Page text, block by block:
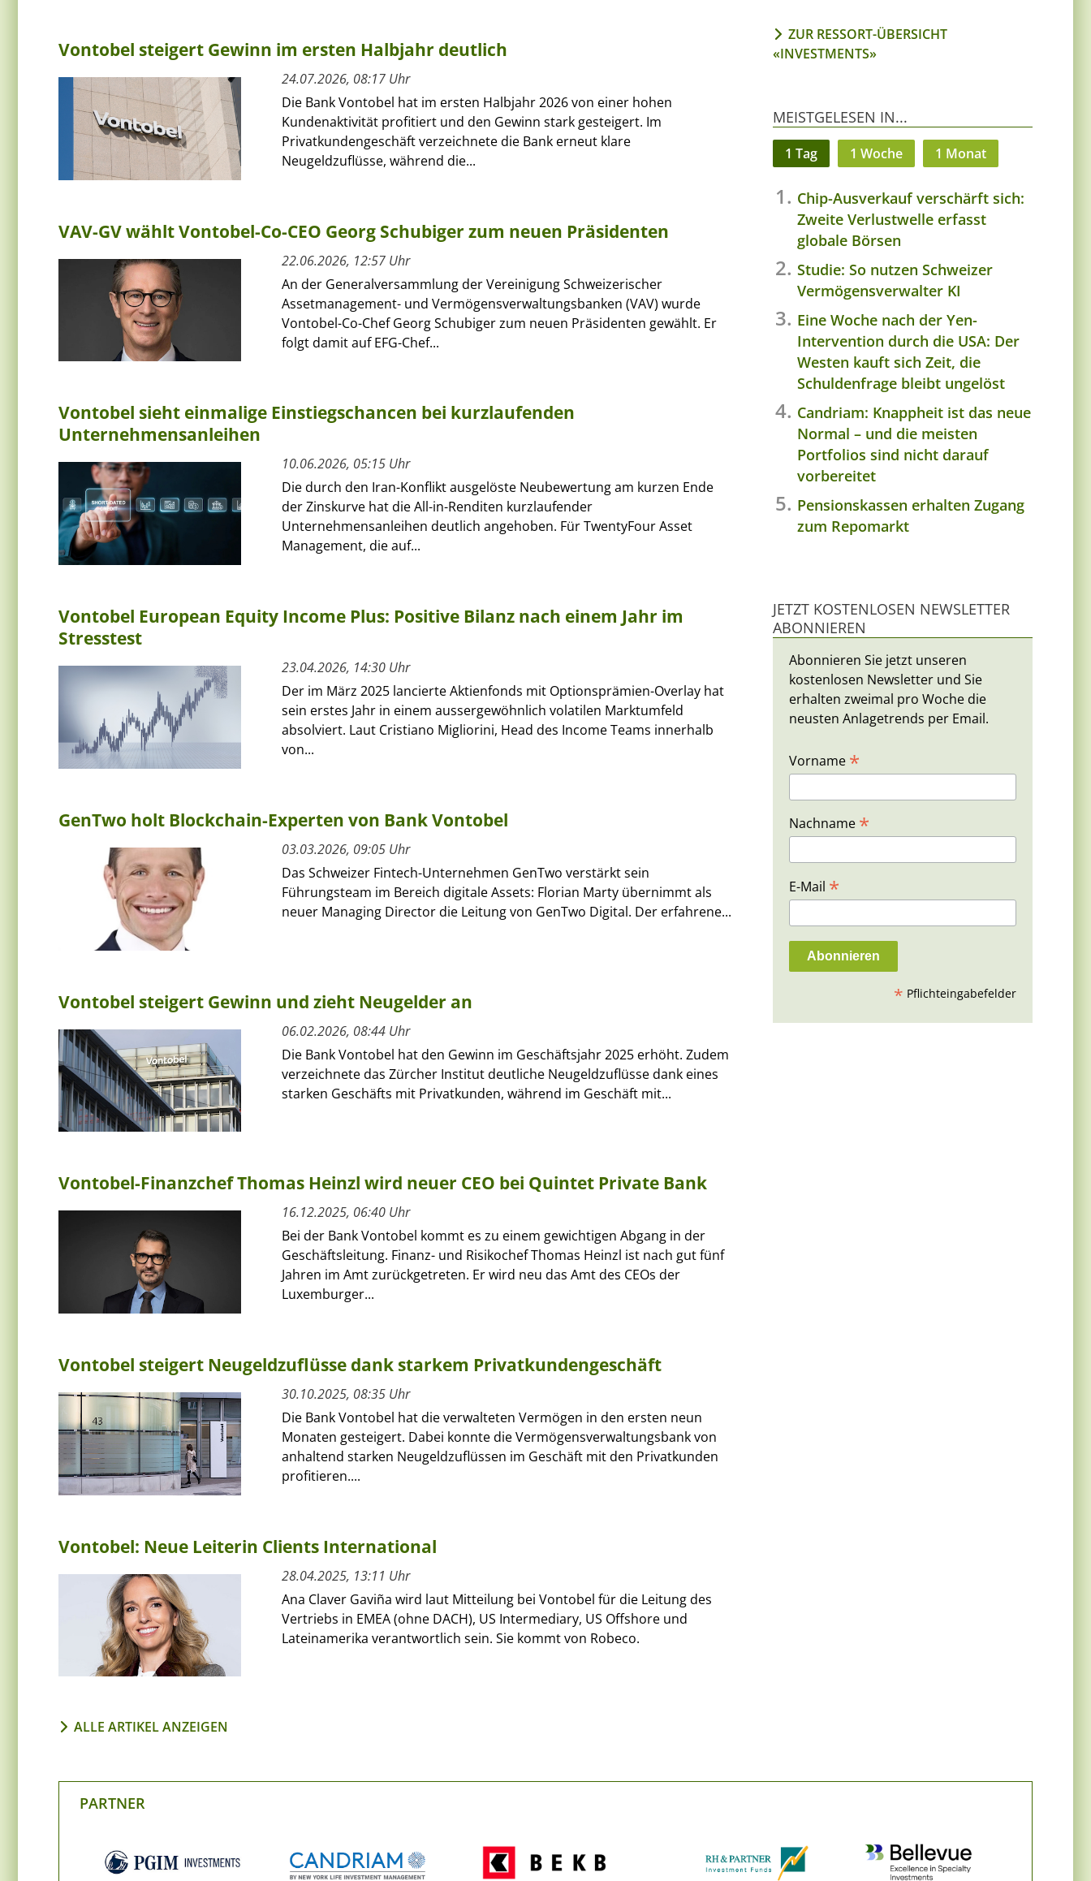
Vontobel steigert Gewinn im ersten Halbjahr deutlich
24.07.2026, 08:17 Uhr
Die Bank Vontobel hat im ersten Halbjahr 2026 von einer hohen
Kundenaktivität profitiert und den Gewinn stark gesteigert. Im
Privatkundengeschäft verzeichnete die Bank erneut klare
Neugeldzuflüsse, während die...
VAV-GV wählt Vontobel-Co-CEO Georg Schubiger zum neuen Präsidenten
22.06.2026, 12:57 Uhr
An der Generalversammlung der Vereinigung Schweizerischer
Assetmanagement- und Vermögensverwaltungsbanken (VAV) wurde
Vontobel-Co-Chef Georg Schubiger zum neuen Präsidenten gewählt. Er
folgt damit auf EFG-Chef...
Vontobel sieht einmalige Einstiegschancen bei kurzlaufenden
Unternehmensanleihen
10.06.2026, 05:15 Uhr
Die durch den Iran-Konflikt ausgelöste Neubewertung am kurzen Ende
der Zinskurve hat die All-in-Renditen kurzlaufender
Unternehmensanleihen deutlich angehoben. Für TwentyFour Asset
Management, die auf...
Vontobel European Equity Income Plus: Positive Bilanz nach einem Jahr im
Stresstest
23.04.2026, 14:30 Uhr
Der im März 2025 lancierte Aktienfonds mit Optionsprämien-Overlay hat
sein erstes Jahr in einem aussergewöhnlich volatilen Marktumfeld
absolviert. Laut Cristiano Migliorini, Head des Income Teams innerhalb
von...
GenTwo holt Blockchain-Experten von Bank Vontobel
03.03.2026, 09:05 Uhr
Das Schweizer Fintech-Unternehmen GenTwo verstärkt sein
Führungsteam im Bereich digitale Assets: Florian Marty übernimmt als
neuer Managing Director die Leitung von GenTwo Digital. Der erfahrene...
Vontobel steigert Gewinn und zieht Neugelder an
06.02.2026, 08:44 Uhr
Die Bank Vontobel hat den Gewinn im Geschäftsjahr 2025 erhöht. Zudem
verzeichnete das Zürcher Institut deutliche Neugeldzuflüsse dank eines
starken Geschäfts mit Privatkunden, während im Geschäft mit...
Vontobel-Finanzchef Thomas Heinzl wird neuer CEO bei Quintet Private Bank
16.12.2025, 06:40 Uhr
Bei der Bank Vontobel kommt es zu einem gewichtigen Abgang in der
Geschäftsleitung. Finanz- und Risikochef Thomas Heinzl ist nach gut fünf
Jahren im Amt zurückgetreten. Er wird neu das Amt des CEOs der
Luxemburger...
Vontobel steigert Neugeldzuflüsse dank starkem Privatkundengeschäft
30.10.2025, 08:35 Uhr
Die Bank Vontobel hat die verwalteten Vermögen in den ersten neun
Monaten gesteigert. Dabei konnte die Vermögensverwaltungsbank von
anhaltend starken Neugeldzuflüssen im Geschäft mit den Privatkunden
profitieren....
Vontobel: Neue Leiterin Clients International
28.04.2025, 13:11 Uhr
Ana Claver Gaviña wird laut Mitteilung bei Vontobel für die Leitung des
Vertriebs in EMEA (ohne DACH), US Intermediary, US Offshore und
Lateinamerika verantwortlich sein. Sie kommt von Robeco.
ALLE ARTIKEL ANZEIGEN
ZUR RESSORT-ÜBERSICHT
«INVESTMENTS»
MEISTGELESEN IN...
1 Tag 1 Woche 1 Monat
Chip-Ausverkauf verschärft sich:
Zweite Verlustwelle erfasst
globale Börsen
Studie: So nutzen Schweizer
Vermögensverwalter KI
Eine Woche nach der Yen-
Intervention durch die USA: Der
Westen kauft sich Zeit, die
Schuldenfrage bleibt ungelöst
Candriam: Knappheit ist das neue
Normal – und die meisten
Portfolios sind nicht darauf
vorbereitet
Pensionskassen erhalten Zugang
zum Repomarkt
JETZT KOSTENLOSEN NEWSLETTER
ABONNIEREN
Abonnieren Sie jetzt unseren
kostenlosen Newsletter und Sie
erhalten zweimal pro Woche die
neusten Anlagetrends per Email.
Vorname *
Nachname *
E-Mail *
* Pflichteingabefelder
PARTNER